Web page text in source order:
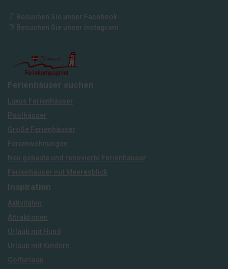
Besuchen Sie unser Facebook
Besuchen Sie unser Instagram
Ferienhäuser suchen
Luxus Ferienhäuser
Poolhäuser
Große Ferienhäuser
Ferienwohnungen
Neu gebaute und renovierte Ferienhäuser
Ferienhäuser mit Meeresblick
Inspiration
Aktivitäten
Attraktionen
Urlaub mit Hund
Urlaub mit Kindern
Golfurlaub